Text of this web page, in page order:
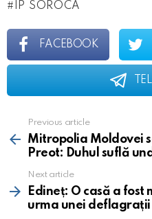
IP SOROCA
FACEBOOK
more
Previous article
Mitropolia Moldovei
Preot: Duhul suflă
Next article
Edineț: O casă a
urma unei deflagrații